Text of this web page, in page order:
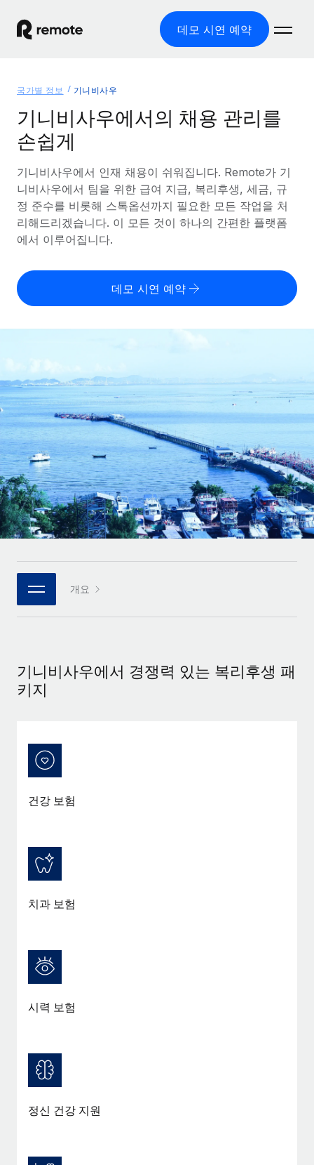
데모 시연 예약
글로벌 고용
글로벌 급여
규정을 준수하며 급여 지급을 손쉽게 처리
기록상 고용주(EOR)
법인 설립 비용 없이 전 세계로 사업을 확장
인프라
Remote 통합
HR을 워크플로에 매끄럽게 통합
플랫폼
팀을 위한 통합된 핵심 HR 기능
연결
새로운
통합
핵심 비즈니스 도구로 프로세스를 간소화
글로벌 인사 및 규정 준수 업무 처리에 전문가 지원 제공
Compliance Watchtower
규정 준수 관련 위험에 선제적으로 대응
기기 관리
법인 설립
법인 설립을 빠르고 준법적으로 지원
글로벌 인재 이동 및 전근
복리후생
손쉬운 직원 복리후생 관리
솔루션
글로벌 서비스 제공
국가별 정보
국가별 글로벌 채용 지원 알아보기
미국 주별 정보
Remote와 다른 솔루션 비교
다른 업체들과 비교해보기
스타트업
성장하는 기업을 위한 민첩한 글로벌 HR 및 급여 솔루션
중견기업
맞춤형 HR 솔루션으로 팀 확장
엔터프라이즈
대기업을 위한 글로벌 HR
REMOTE 파트너 되기
플랫폼에 글로벌 HR을 유연하게 통합
Remote와의 파트너십 기회 탐색
리소스
도구 및 계산기
오분류 리스크 평가 도구
국가별 총 인건비 계산
REMOTE와 함께 배우기
리서치 및 가이드
사례 연구
HR 용어집
체크리스트 및 템플릿
직무 설명 라이브러리
이벤트
인사이트 센터
지원받기
블로그
글로벌 급여
계약자 관리
세금
블로그 둘러보기
블로그
Remote Contractor Management Plus
입니다. 이를 위해 최근 몇 주 동안 새로운...
자세히 알아보기
요금
한국어
English
Français
Deutsch
Español
Italiano
Português (Portugal)
한국어
국가별 정보 기니비사우
기니비사우에서의 채용 관리를
손쉽게
기니비사우에서 인재 채용이 쉬워집니다. Remote가 기
니비사우에서 팀을 위한 급여 지급, 복리후생, 세금, 규
정 준수를 비롯해 스톡옵션까지 필요한 모든 작업을 처
리해드리겠습니다. 이 모든 것이 하나의 간편한 플랫폼
에서 이루어집니다.
데모 시연 예약
개요
기니비사우에서 경쟁력 있는 복리후생 패
키지
건강 보험
치과 보험
시력 보험
정신 건강 지원